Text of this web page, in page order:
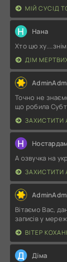
МІЙ СУСІД
Н Нана
Хто цю
ДІМ
Точно не
що робила
ЗАХИСТИТИ
Н
А озвучка на
ЗАХИСТИТИ
Вітаємо Вас,
записів у
ВІТЕР
Д Діма